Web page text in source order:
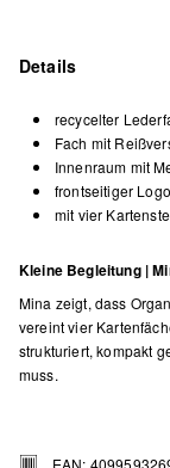
Details
recycelter
Fach mit
Innenraum mit
frontseitiger
mit vier
Kleine Begleitung |
Mina zeigt, dass
vereint vier
strukturiert, kompakt
muss.
EAN: